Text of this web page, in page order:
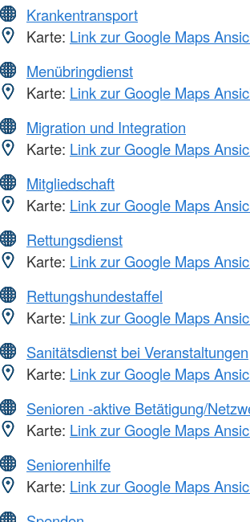
Krankentransport
Karte: Link zur Google Maps
Menübringdienst
Karte: Link zur Google Maps
Migration und Integration
Karte: Link zur Google Maps
Mitgliedschaft
Karte: Link zur Google Maps
Rettungsdienst
Karte: Link zur Google Maps
Rettungshundestaffel
Karte: Link zur Google Maps
Sanitätsdienst bei Veranstaltungen
Karte: Link zur Google Maps
Senioren -aktive Betätigung/
Karte: Link zur Google Maps
Seniorenhilfe
Karte: Link zur Google Maps